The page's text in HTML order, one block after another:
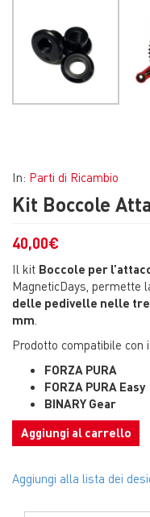
In: Parti di Ricambio
Kit Boccole
40,00€
Il kit Boccole per
MagneticDays, permette
delle pedivelle nelle tre
mm.
Prodotto compatibile con
FORZA PURA
FORZA PURA Easy
BINARY Gear
Aggiungi al carrello
Aggiungi alla lista dei